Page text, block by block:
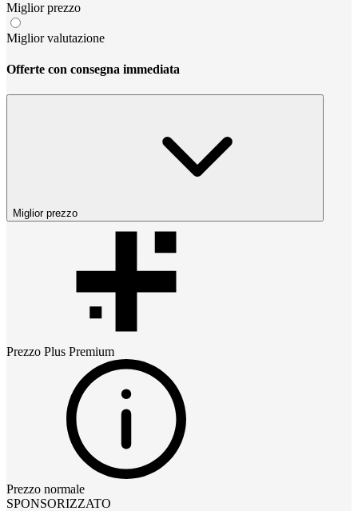
Miglior prezzo
Miglior valutazione
Offerte con consegna immediata
Miglior prezzo
Prezzo Plus Premium
Prezzo normale
SPONSORIZZATO